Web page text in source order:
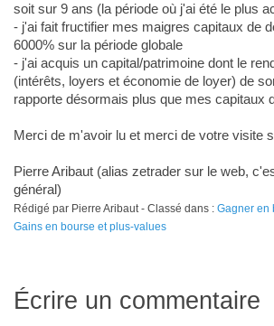
soit sur 9 ans (la période où j'ai été le plus
- j'ai fait fructifier mes maigres capitaux de
6000% sur la période globale
- j'ai acquis un capital/patrimoine dont le
(intérêts, loyers et économie de loyer) de
rapporte désormais plus que mes capitaux
Merci de m'avoir lu et merci de votre visite
Pierre Aribaut (alias zetrader sur le web,
général)
Rédigé par Pierre Aribaut - Classé dans : Gagner en
Gains en bourse et plus-values
Écrire un commentaire